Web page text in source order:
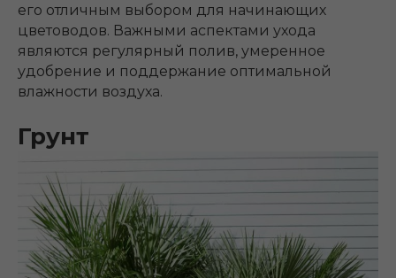
его отличным выбором для начинающих
цветоводов. Важными аспектами ухода
являются регулярный полив, умеренное
удобрение и поддержание оптимальной
влажности воздуха.
Грунт